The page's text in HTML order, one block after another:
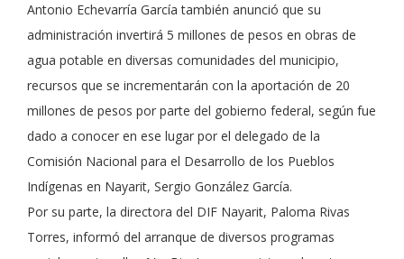
Antonio Echevarría García también anunció que su
administración invertirá 5 millones de pesos en obras de
agua potable en diversas comunidades del municipio,
recursos que se incrementarán con la aportación de 20
millones de pesos por parte del gobierno federal, según fue
dado a conocer en ese lugar por el delegado de la
Comisión Nacional para el Desarrollo de los Pueblos
Indígenas en Nayarit, Sergio González García.
Por su parte, la directora del DIF Nayarit, Paloma Rivas
Torres, informó del arranque de diversos programas